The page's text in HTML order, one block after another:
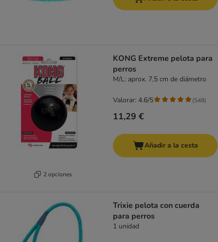
2 opciones
KONG Extreme pelota para
perros
M/L: aprox. 7,5 cm de diámetro
11,29 €
Valorar: 4.6/5 (548)
Añadir a la cesta
Trixie pelota con cuerda
para perros
1 unidad